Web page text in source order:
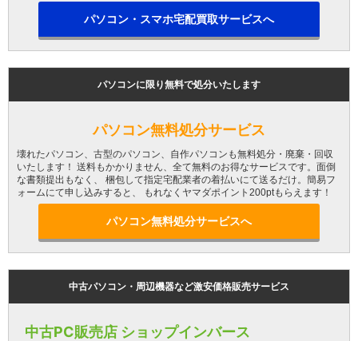
パソコン・スマホ宅配買取サービスへ
パソコンに限り無料で処分いたします
パソコン無料処分サービス
壊れたパソコン、古型のパソコン、自作パソコンも無料処分・廃棄・回収
いたします！ 送料もかかりません、全て無料のお得なサービスです。面倒
な書類提出もなく、 梱包して指定宅配業者の着払いにて送るだけ。簡易フ
ォームにて申し込みすると、 もれなくヤマダポイント200ptもらえます！
パソコン無料処分サービスへ
中古パソコン・周辺機器など激安価格販売サービス
中古PC販売店 ショップインバース